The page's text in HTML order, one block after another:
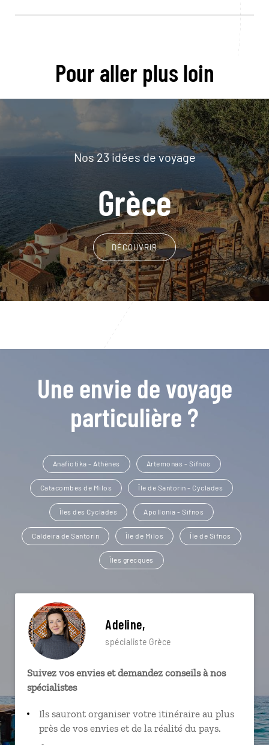
Pour aller plus loin
Nos 23 idées de voyage
Grèce
DÉCOUVRIR
Une envie de voyage
particulière ?
Anafiotika - Athènes Artemonas - Sifnos
Catacombes de Milos Île de Santorin - Cyclades
Îles des Cyclades Apollonia - Sifnos
Caldeira de Santorin Île de Milos Île de Sifnos
Îles grecques
Adeline,
spécialiste Grèce
Suivez vos envies et demandez conseils à nos
spécialistes
Ils sauront organiser votre itinéraire au plus
près de vos envies et de la réalité du pays.